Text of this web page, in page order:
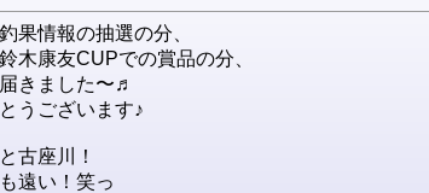
果情報の抽選の分、
木康友CUPでの賞品の分、
きました〜♬
うございます♪
古座川！
遠い！笑っ